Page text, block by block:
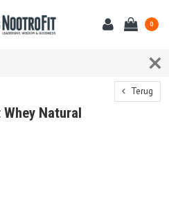
0
Terug
Natural